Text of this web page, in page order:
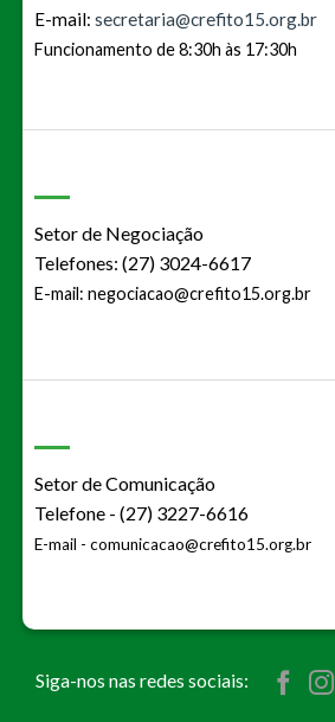
E-mail: secretaria@crefito15.org.br
Funcionamento de 8:30h às 17:30h
Setor de Negociação
Telefones: (27) 3024-6617
E-mail: negociacao@crefito15.org.br
Setor de Comunicação
Telefone - (27) 3227-6616
E-mail - comunicacao@crefito15.org.br
Siga-nos nas redes sociais: